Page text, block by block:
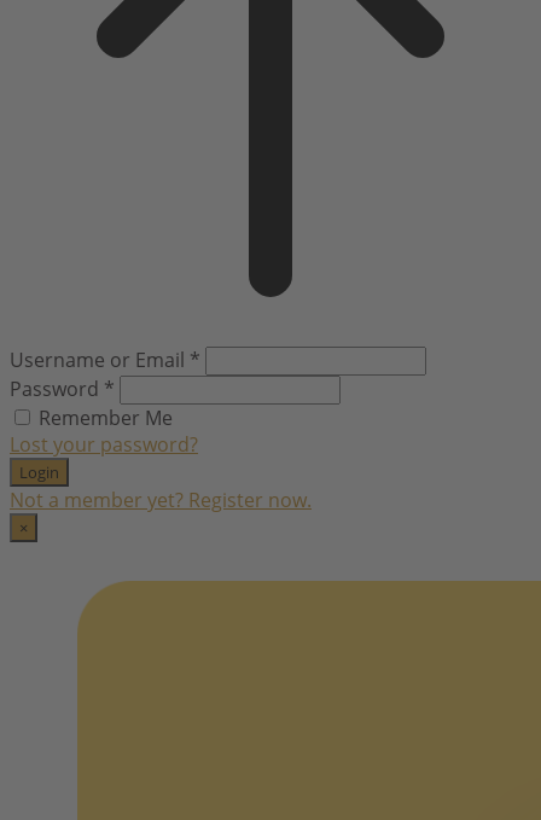
Username or Email *
Password *
Remember Me
Lost your password?
Login
Not a member yet? Register now.
×